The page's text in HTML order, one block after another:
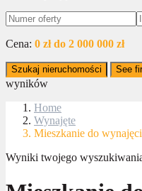
Cena: 0 zł do 2 000 000 zł
Szukaj nieruchomości See
wyników
Home
Wynajęte
Mieszkanie do
Wyniki twojego